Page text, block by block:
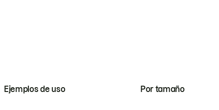
Ejemplos de uso Por tamaño